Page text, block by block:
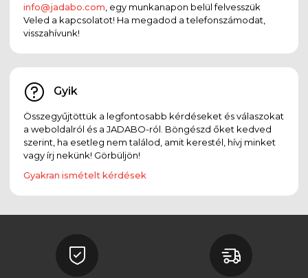
info@jadabo.com , egy munkanapon belül felvesszük
Veled a kapcsolatot! Ha megadod a telefonszámodat,
visszahívunk!
Gyik
Összegyűjtöttük a legfontosabb kérdéseket és válaszokat
a weboldalról és a JADABO-ról. Böngészd őket kedved
szerint, ha esetleg nem találod, amit kerestél, hívj minket
vagy írj nekünk! Görbüljön!
Gyakran ismételt kérdések